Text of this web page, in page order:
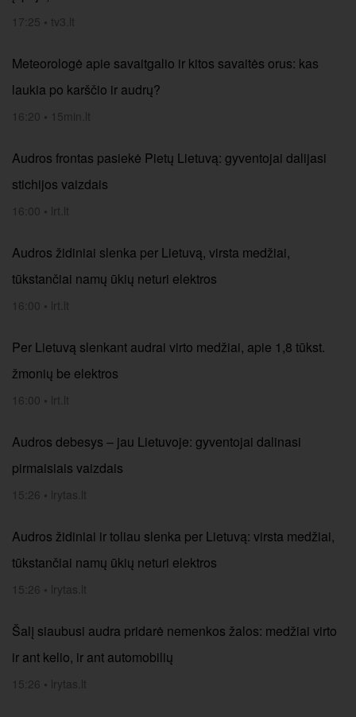
17:25 • tv3.lt
Meteorologė apie savaitgalio ir kitos savaitės orus: kas
laukia po karščio ir audrų?
16:20 • 15min.lt
Audros frontas pasiekė Pietų Lietuvą: gyventojai dalijasi
stichijos vaizdais
16:00 • lrt.lt
Audros židiniai slenka per Lietuvą, virsta medžiai,
tūkstančiai namų ūkių neturi elektros
16:00 • lrt.lt
Per Lietuvą slenkant audrai virto medžiai, apie 1,8 tūkst.
žmonių be elektros
16:00 • lrt.lt
Audros debesys – jau Lietuvoje: gyventojai dalinasi
pirmaisiais vaizdais
15:26 • lrytas.lt
Audros židiniai ir toliau slenka per Lietuvą: virsta medžiai,
tūkstančiai namų ūkių neturi elektros
15:26 • lrytas.lt
Šalį siaubusi audra pridarė nemenkos žalos: medžiai virto
ir ant kelio, ir ant automobilių
15:26 • lrytas.lt